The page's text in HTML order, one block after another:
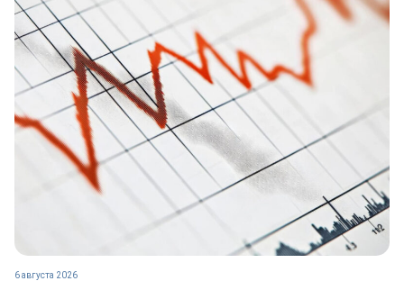
6 августа 2026